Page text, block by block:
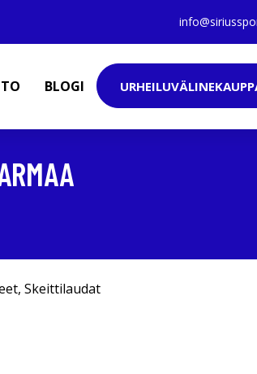
BLOGI
, Skeittilaudat